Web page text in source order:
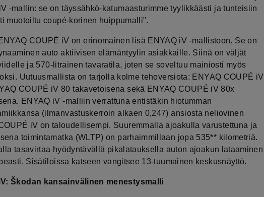
-mallin: se on täyssähkö-katumaasturimme tyylikkäästi ja tunteisiin
muotoiltu coupé-korinen huippumalli".
COUPÉ iV on erinomainen lisä ENYAQ iV -mallistoon. Se on
auto aktiivisen elämäntyylin asiakkaille. Siinä on väljät
ja 570-litrainen tavaratila, joten se soveltuu mainiosti myös
Uutuusmallista on tarjolla kolme tehoversiota: ENYAQ COUPÉ iV
COUPÉ iV 80 takavetoisena sekä ENYAQ COUPÉ iV 80x
ENYAQ iV -malliin verrattuna entistäkin hiotumman
(ilmanvastuskerroin alkaen 0,247) ansiosta neliovinen
iV on taloudellisempi. Suuremmalla ajoakulla varustettuna ja
toimintamatka (WLTP) on parhaimmillaan jopa 535** kilometriä.
tasavirtaa hyödyntävällä pikalatauksella auton ajoakun lataaminen
Sisätiloissa katseen vangitsee 13-tuumainen keskusnäyttö.
Škodan kansainvälinen menestysmalli